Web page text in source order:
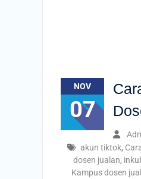
NOV
07
akun tiktok,
dosen jualan,
Kampus dosen